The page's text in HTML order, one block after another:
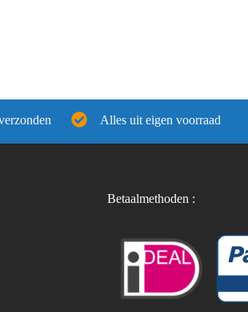
Alles uit eigen voorraad
Betaalmethoden :